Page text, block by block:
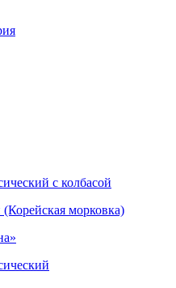
с колбасой
морковка)